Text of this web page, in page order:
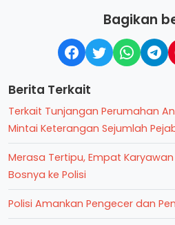
Bagikan
Berita Terkait
Terkait Tunjangan Perumahan
Mintai Keterangan Sejumlah
Merasa Tertipu, Empat
Bosnya ke Polisi
Polisi Amankan Pengecer dan